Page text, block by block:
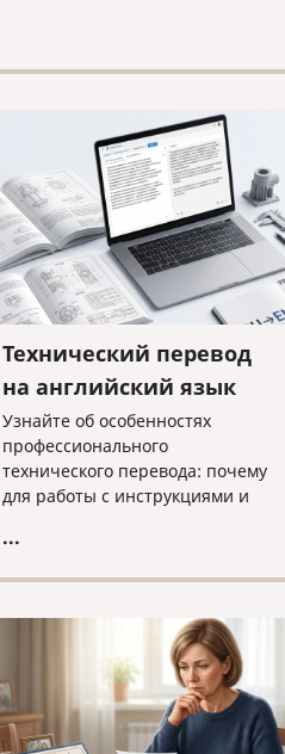
Технический перевод
на английский язык
Узнайте об особенностях
профессионального
технического перевода: почему
для работы с инструкциями и
просто лингвистом, как избежать
для получения качественного
результата при работе с
техническими текстами на
английском языке.
...